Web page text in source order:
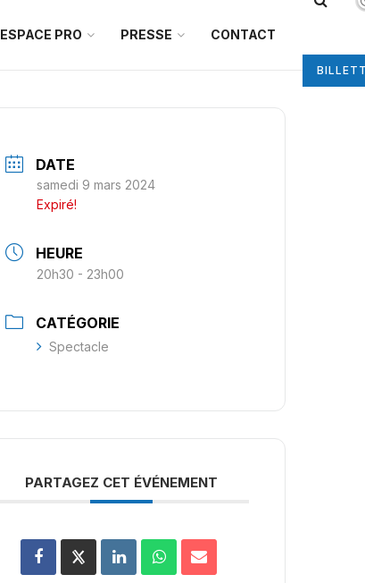
ESPACE PRO PRESSE CONTACT
DATE
samedi 9 mars 2024
Expiré!
HEURE
20h30 - 23h00
CATÉGORIE
Spectacle
PARTAGEZ CET ÉVÉNEMENT